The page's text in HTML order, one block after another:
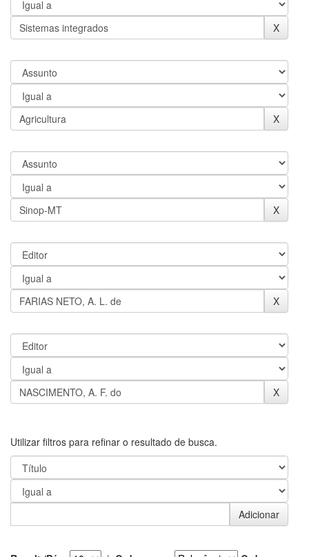
Utilizar filtros para refinar o resultado de busca.